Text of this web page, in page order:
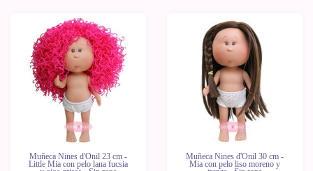
Muñeca Nines d'Onil 23 cm -
Little Mia con pelo lana fucsia
Muñeca Nines d'Onil 30 cm -
Mia con pelo liso moreno y